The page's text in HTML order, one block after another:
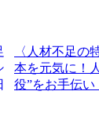
〈人材不足の
本を元気に！
役”をお手伝い